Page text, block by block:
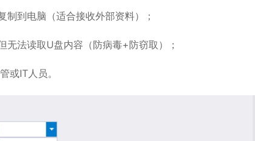
制到电脑（适合接收外部资料）；
无法读取U盘内容（防病毒+防窃取）；
或IT人员。